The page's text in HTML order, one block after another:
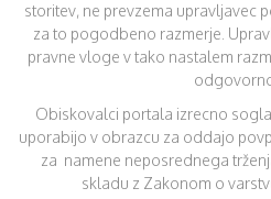
storitev, ne prevzema upravljavec
za to pogodbeno razmerje.
pravne vloge v tako nastalem
Obiskovalci portala izrecno
uporabijo v obrazcu za oddajo
za namene neposrednega
skladu z Zakonom o